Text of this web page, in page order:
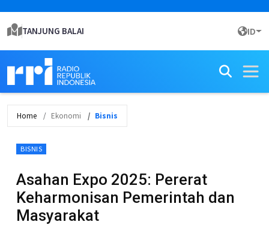
TANJUNG BALAI ID
Home Ekonomi Bisnis
BISNIS
Asahan Expo 2025: Pererat
Keharmonisan Pemerintah dan
Masyarakat